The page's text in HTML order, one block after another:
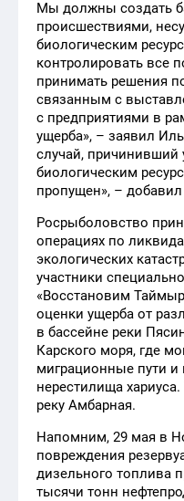
Мы должны создать
происшествиями,
биологическим
контролировать все
принимать решения
связанным с
с предприятиями в
ущерба», – заявил
случай,
биологическим
пропущен», –
Росрыболовство
операциях по
экологических
участники
«Восстановим
оценки ущерба от
в бассейне реки
Карского моря, где
миграционные пути и
нерестилища
реку Амбарная.
Напомним, 29 мая в
повреждения
дизельного топлива
тысячи тонн